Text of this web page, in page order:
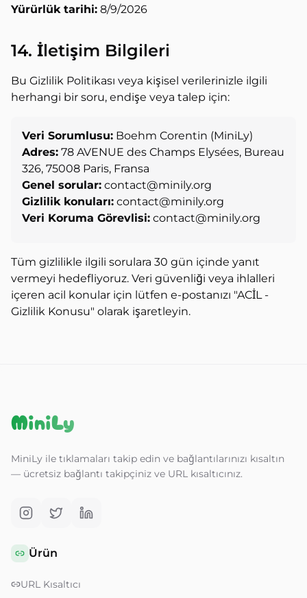
Yürürlük tarihi: 8/9/2026
14. İletişim Bilgileri
Bu Gizlilik Politikası veya kişisel verilerinizle ilgili
herhangi bir soru, endişe veya talep için:
Veri Sorumlusu: Boehm Corentin (MiniLy)
Adres: 78 AVENUE des Champs Elysées, Bureau
326, 75008 Paris, Fransa
Genel sorular: contact@minily.org
Gizlilik konuları: contact@minily.org
Veri Koruma Görevlisi: contact@minily.org
Tüm gizlilikle ilgili sorulara 30 gün içinde yanıt
vermeyi hedefliyoruz. Veri güvenliği veya ihlalleri
içeren acil konular için lütfen e-postanızı "ACİL -
Gizlilik Konusu" olarak işaretleyin.
MiniLy
MiniLy ile tıklamaları takip edin ve bağlantılarınızı kısaltın
— ücretsiz bağlantı takipçiniz ve URL kısaltıcınız.
Ürün
URL Kısaltıcı